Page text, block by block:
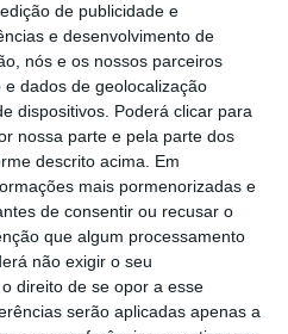
de publicidade e
e desenvolvimento de
nós e os nossos parceiros
dados de geolocalização
dispositivos. Poderá clicar para
nossa parte e pela parte dos
descrito acima. Em
mais pormenorizadas e
de consentir ou recusar o
que algum processamento
não exigir o seu
direito de se opor a esse
serão aplicadas apenas a
de Samora
as suas atividades.
por ocasião da
do Samorgina, que se
pela homenagem
da placa foi
da Câmara